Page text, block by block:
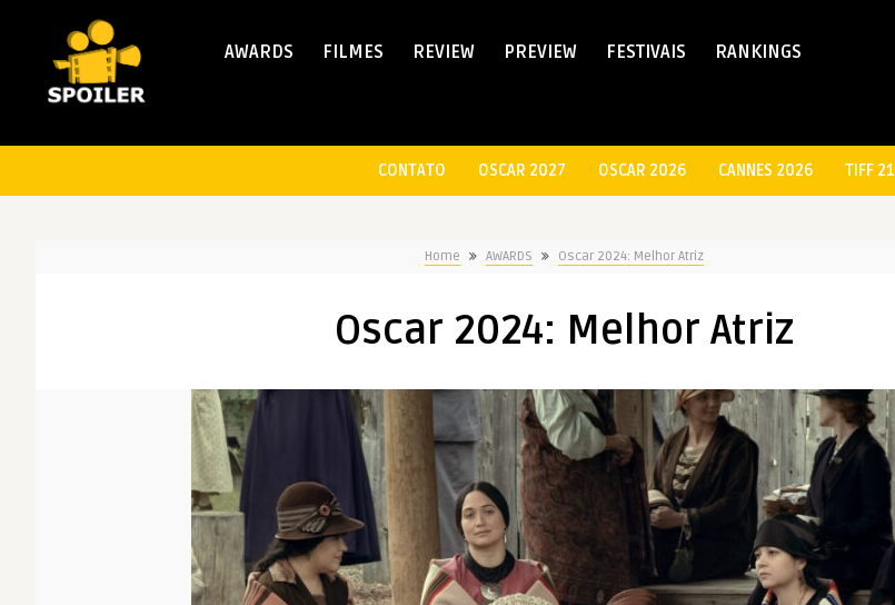
AWARDS FILMES REVIEW PREVIEW FESTIVAIS RANKINGS
CONTATO OSCAR 2027 OSCAR 2026 CANNES 2026 TIFF 21
Home AWARDS Oscar 2024: Melhor Atriz
Oscar 2024: Melhor Atriz